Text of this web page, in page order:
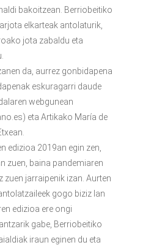
bakoitzean. Berriobeitiko
elkarteak antolaturik,
jota zabaldu eta
da, aurrez gonbidapena
eskuragarri daude
webgunean
eta Artikako María de
edizioa 2019an egin zen,
zuen, baina pandemiaren
zuen jarraipenik izan. Aurten
gogo biziz lan
edizioa ere ongi
gabe, Berriobeitiko
iraun eginen du eta